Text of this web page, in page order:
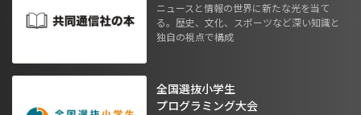
ニュースと情報の世界に新たな光を当て
る。歴史、文化、スポーツなど深い知識と
独自の視点で構成
全国選抜小学生
プログラミング大会